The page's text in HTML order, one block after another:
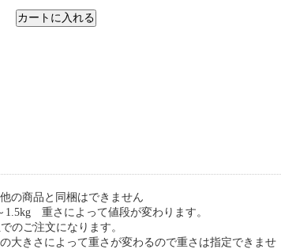
の商品と同梱はできません
1.5kg 重さによって値段が変わります。
のご注文になります。
大きさによって重さが変わるので重さは指定できませ